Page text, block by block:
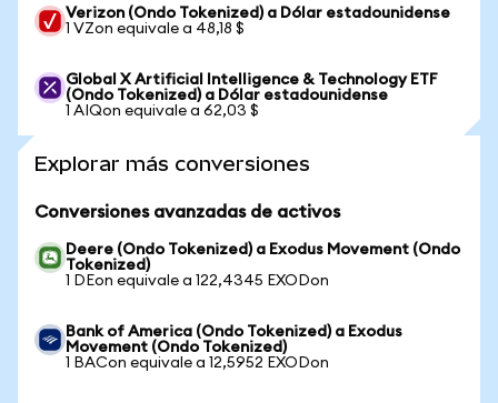
Verizon (Ondo Tokenized) a Dólar estadounidense
1 VZon equivale a 48,18 $
Global X Artificial Intelligence & Technology ETF
(Ondo Tokenized) a Dólar estadounidense
1 AIQon equivale a 62,03 $
Explorar más conversiones
Conversiones avanzadas de activos
Deere (Ondo Tokenized) a Exodus Movement (Ondo
Tokenized)
1 DEon equivale a 122,4345 EXODon
Bank of America (Ondo Tokenized) a Exodus
Movement (Ondo Tokenized)
1 BACon equivale a 12,5952 EXODon